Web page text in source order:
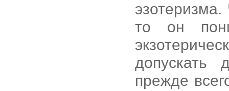
то он
допускать
прежде